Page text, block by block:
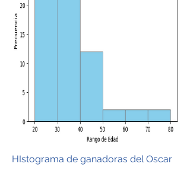
HIstograma de ganadoras del Oscar